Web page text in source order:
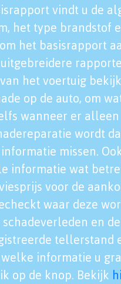
vindt u de
het type brandstof
het basisrapport
het voertuig
op de auto, om
wanneer er alleen
wordt
missen.
informatie wat
voor de
waar deze
en
tellerstand
informatie u
op de knop. Bekijk